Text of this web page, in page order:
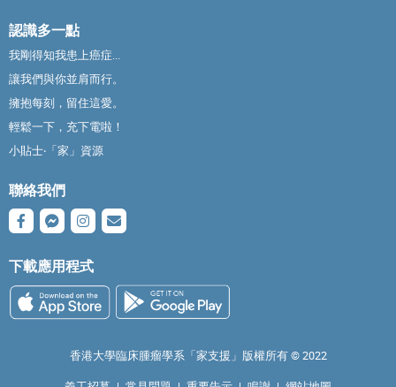
認識多一點
我剛得知我患上癌症...
讓我們與你並肩而行。
擁抱每刻，留住這愛。
輕鬆一下，充下電啦！
小貼士‧「家」資源
聯絡我們
下載應用程式
香港大學臨床腫瘤學系「家支援」版權所有 ©️ 2022